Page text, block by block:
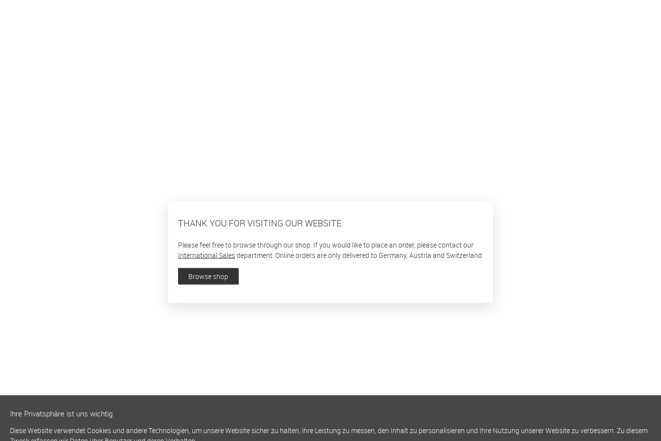
THANK YOU FOR VISITING OUR WEBSITE.
Please feel free to browse through our shop. If you would like to place an order, please contact our
International Salesdepartment. Online orders are only delivered to Germany, Austria and Switzerland
Browse shop
Ihre Privatsphäre ist uns wichtig
Diese Website verwendet Cookies und andere Technologien, um unsere Website sicher zu halten, ihre Leistung zu messen, den Inhalt zu personalisieren und Ihre Nutzung unserer Website zu verbessern. Zu diesem